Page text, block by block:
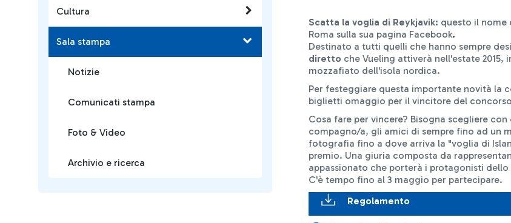
Cultura
Sala stampa
Notizie
Comunicati stampa
Foto & Video
Archivio e ricerca
Scatta la voglia di Reykjavik: questo il
Roma sulla sua pagina Facebook.
Destinato a tutti quelli che hanno sempre
diretto che Vueling attiverà nell'estate
mozzafiato dell'isola nordica.
Per festeggiare questa importante novità la
biglietti omaggio per il vincitore del
Cosa fare per vincere? Bisogna scegliere
compagno/a, gli amici di sempre fino ad un
fotografia fino a dove arriva la "voglia di
premio. Una giuria composta da
appassionato che porterà i protagonisti
C'è tempo fino al 3 maggio per partecipare.
Regolamento